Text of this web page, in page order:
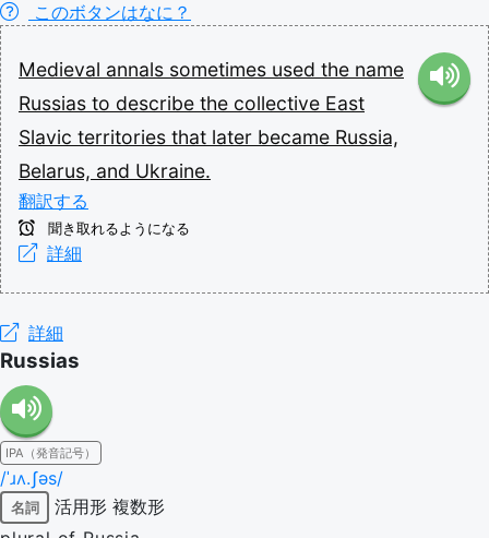
このボタンはなに？
Medieval annals sometimes used the name
Russias to describe the collective East
Slavic territories that later became Russia,
Belarus, and Ukraine.
翻訳する
聞き取れるようになる
詳細
詳細
Russias
IPA（発音記号）
/ˈɹʌ.ʃəs/
名詞 活用形 複数形